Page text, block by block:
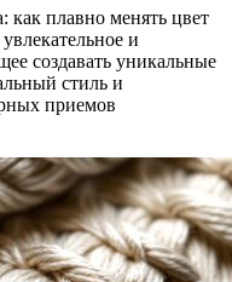
как плавно менять цвет
и
создавать уникальные
стиль и
приемов